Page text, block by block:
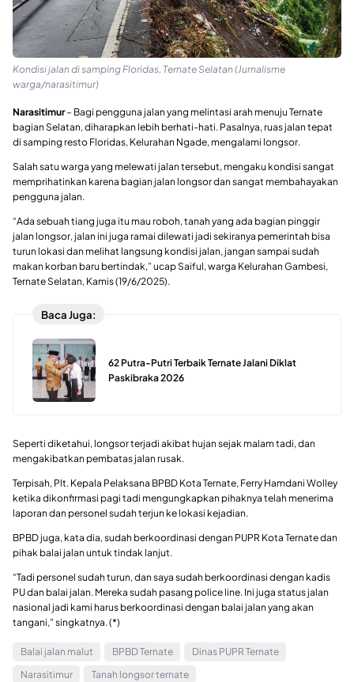
Kondisi jalan di samping Floridas, Ternate Selatan (Jurnalisme
warga/narasitimur)
Narasitimur– Bagi pengguna jalan yang melintasi arah menuju Ternate
bagian Selatan, diharapkan lebih berhati-hati. Pasalnya, ruas jalan tepat
di samping resto Floridas, Kelurahan Ngade, mengalami longsor.
Salah satu warga yang melewati jalan tersebut, mengaku kondisi sangat
memprihatinkan karena bagian jalan longsor dan sangat membahayakan
pengguna jalan.
“Ada sebuah tiang juga itu mau roboh, tanah yang ada bagian pinggir
jalan longsor, jalan ini juga ramai dilewati jadi sekiranya pemerintah bisa
turun lokasi dan melihat langsung kondisi jalan, jangan sampai sudah
makan korban baru bertindak,” ucap Saiful, warga Kelurahan Gambesi,
Ternate Selatan, Kamis (19/6/2025).
Baca Juga:
62 Putra-Putri Terbaik Ternate Jalani Diklat
Paskibraka 2026
Seperti diketahui, longsor terjadi akibat hujan sejak malam tadi, dan
mengakibatkan pembatas jalan rusak.
Terpisah, Plt. Kepala Pelaksana BPBD Kota Ternate, Ferry Hamdani Wolley
ketika dikonfirmasi pagi tadi mengungkapkan pihaknya telah menerima
laporan dan personel sudah terjun ke lokasi kejadian.
BPBD juga, kata dia, sudah berkoordinasi dengan PUPR Kota Ternate dan
pihak balai jalan untuk tindak lanjut.
“Tadi personel sudah turun, dan saya sudah berkoordinasi dengan kadis
PU dan balai jalan. Mereka sudah pasang police line. Ini juga status jalan
nasional jadi kami harus berkoordinasi dengan balai jalan yang akan
tangani,” singkatnya. (*)
Balai jalan malut BPBD Ternate
Dinas PUPR Ternate
Narasitimur
Tanah longsor ternate